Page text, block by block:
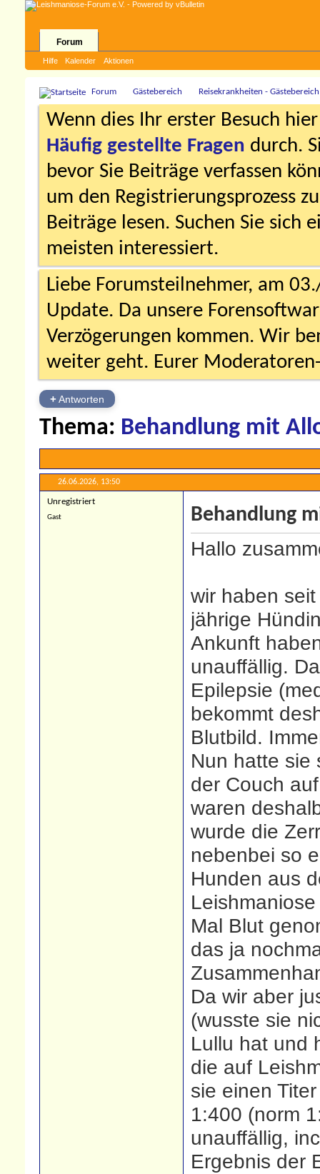
Forum
Hilfe Kalender Aktionen
Forum Gästebereich Reisekrankheiten - Gästebereich
Wenn dies Ihr erster Besuch
Häufig gestellte Fragen durch.
bevor Sie Beiträge verfassen
um den Registrierungsprozess
Beiträge lesen. Suchen Sie sich
meisten interessiert.
Liebe Forumsteilnehmer, am
Update. Da unsere
Verzögerungen kommen. Wir
weiter geht. Eurer
+Antworten
Thema: Behandlung mit
26.06.2026, 13:50
Unregistriert
Gast Behandlung
Hallo
wir haben
jährige
Ankunft
unauffällig.
Epilepsie
bekommt
Blutbild.
Nun hatte sie
der Couch
waren
wurde die
nebenbei so
Hunden aus
Mal Blut
das ja
Da wir aber
(wusste sie
Lullu hat und
die auf
sie einen
1:400 (norm
unauffällig,
Ergebnis der